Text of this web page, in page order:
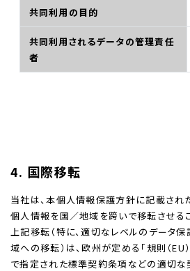
共同利用の目的
共同利用されるデータの管理責任
者
4. 国際移転
当社は、本個人情報保護方針に記載され
個人情報を国／地域を跨いで移転させるこ
上記移転（特に、適切なレベルのデータ
域への移転）は、欧州が定める「規則（EU
で指定された標準契約条項などの適切な